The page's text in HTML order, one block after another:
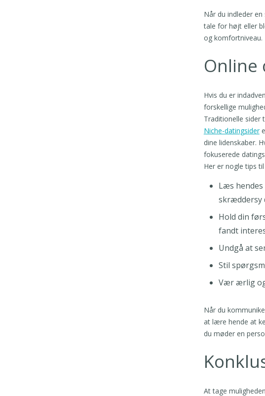
Når du indleder
tale for højt eller
og komfortniveau.
Online
Hvis du er
forskellige
Traditionelle sider
Niche-datingsider
dine lidenskaber.
fokuserede
Her er nogle tips
Læs
skræddersy
Hold din
fandt
Undgå at
Stil
Vær ærlig
Når du
at lære hende at
du møder en
At tage